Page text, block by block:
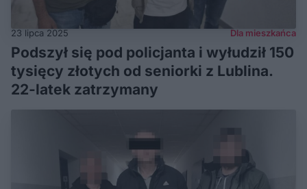
23 lipca 2025 Dla mieszkańca
Podszył się pod policjanta i wyłudził 150
tysięcy złotych od seniorki z Lublina.
22-latek zatrzymany